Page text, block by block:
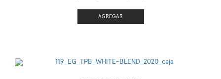
AGREGAR